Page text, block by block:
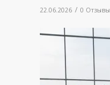
22.06.2026 / 0 Отзывы